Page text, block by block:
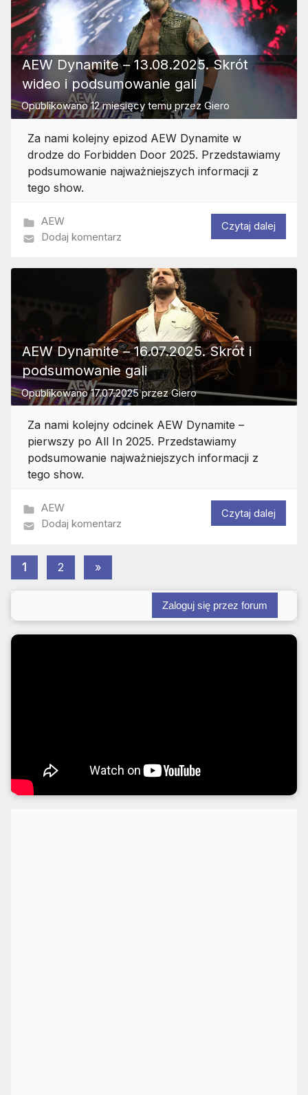
AEW Dynamite – 13.08.2025. Skrót
wideo i podsumowanie gali
Opublikowano12 miesięcy temuprzez Giero
Za nami kolejny epizod AEW Dynamite w
drodze do Forbidden Door 2025. Przedstawiamy
podsumowanie najważniejszych informacji z
tego show.
AEW
Dodaj komentarz
Czytaj dalej
AEW Dynamite – 16.07.2025. Skrót i
podsumowanie gali
Opublikowano17.07.2025przezGiero
Za nami kolejny odcinek AEW Dynamite –
pierwszy po All In 2025. Przedstawiamy
podsumowanie najważniejszych informacji z
tego show.
AEW
Dodaj komentarz
Czytaj dalej
Stronicowanie
wpisów
1 2
Następne
wpisy
»
Zaloguj się przez forum